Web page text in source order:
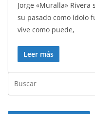
Jorge «Muralla»
su pasado como ídolo
vive como puede,
Leer más